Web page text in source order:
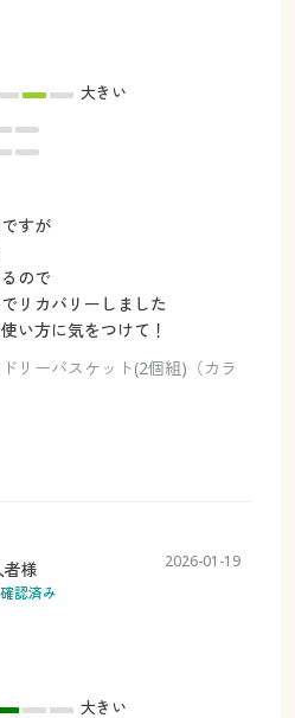
大きい
すが
ので
リカバリーしました
い方に気をつけて！
リーバスケット(2個組)（カラ
者様
認済み
2026-01-19
大きい